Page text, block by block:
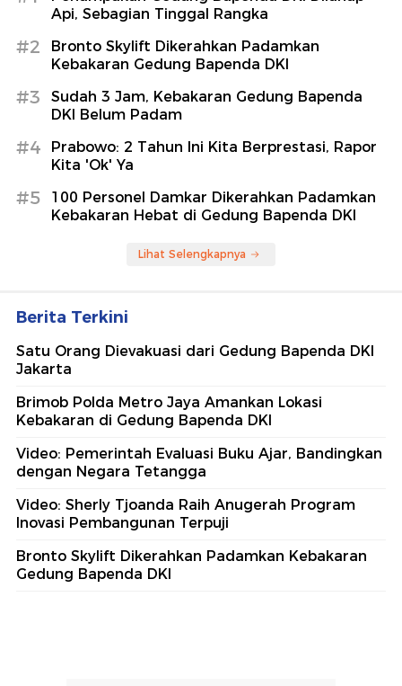
Api, Sebagian Tinggal Rangka
#2
Bronto Skylift Dikerahkan Padamkan
Kebakaran Gedung Bapenda DKI
#3
Sudah 3 Jam, Kebakaran Gedung Bapenda
DKI Belum Padam
#4
Prabowo: 2 Tahun Ini Kita Berprestasi, Rapor
Kita 'Ok' Ya
#5
100 Personel Damkar Dikerahkan Padamkan
Kebakaran Hebat di Gedung Bapenda DKI
Lihat Selengkapnya
Berita Terkini
Satu Orang Dievakuasi dari Gedung Bapenda DKI
Jakarta
Brimob Polda Metro Jaya Amankan Lokasi
Kebakaran di Gedung Bapenda DKI
Video: Pemerintah Evaluasi Buku Ajar, Bandingkan
dengan Negara Tetangga
Video: Sherly Tjoanda Raih Anugerah Program
Inovasi Pembangunan Terpuji
Bronto Skylift Dikerahkan Padamkan Kebakaran
Gedung Bapenda DKI